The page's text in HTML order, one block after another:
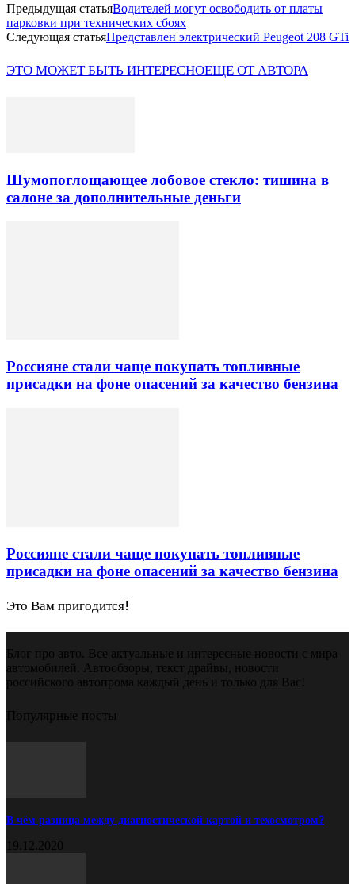
Предыдущая статьяВодителей могут освободить от платы
парковки при технических сбоях
Следующая статьяПредставлен электрический Peugeot 208 GTi
ЭТО МОЖЕТ БЫТЬ ИНТЕРЕСНОЕЩЕ ОТ АВТОРА
Шумопоглощающее лобовое стекло: тишина в
салоне за дополнительные деньги
Россияне стали чаще покупать топливные
присадки на фоне опасений за качество бензина
Россияне стали чаще покупать топливные
присадки на фоне опасений за качество бензина
Это Вам пригодится!
Блог про авто. Все актуальные и интересные новости с мира
автомобилей. Автообзоры, текст драйвы, новости
российского автопрома каждый день и только для Вас!
Популярные посты
В чём разница между диагностической картой и техосмотром?
19.12.2020